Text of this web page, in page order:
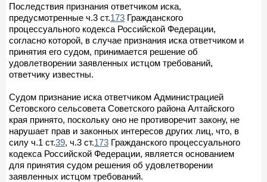
Последствия признания ответчиком иска,
предусмотренные ч.3 ст.173 Гражданского
процессуального кодекса Российской Федерации,
согласно которой, в случае признания иска ответчиком и
принятия его судом, принимается решение об
удовлетворении заявленных истцом требований,
ответчику известны.
Судом признание иска ответчиком Администрацией
Сетовского сельсовета Советского района Алтайского
края принято, поскольку оно не противоречит закону, не
нарушает прав и законных интересов других лиц, что, в
силу ч.1 ст.39, ч.3 ст.173 Гражданского процессуального
кодекса Российской Федерации, является основанием
для принятия судом решения об удовлетворении
заявленных истцом требований.